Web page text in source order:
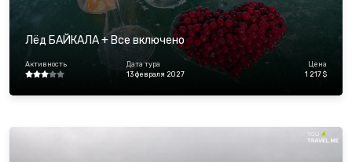
Лёд БАЙКАЛА + Все включено
Активность
Дата тура
13 февраля 2027
Цена
1 217 $